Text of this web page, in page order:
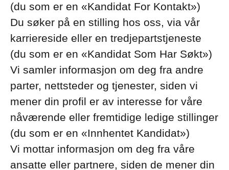
(du som er en «Kandidat For Kontakt»)
Du søker på en stilling hos oss, via vår
karriereside eller en tredjepartstjeneste
(du som er en «Kandidat Som Har Søkt»)
Vi samler informasjon om deg fra andre
parter, nettsteder og tjenester, siden vi
mener din profil er av interesse for våre
nåværende eller fremtidige ledige stillinger
(du som er en «Innhentet Kandidat»)
Vi mottar informasjon om deg fra våre
ansatte eller partnere, siden de mener din